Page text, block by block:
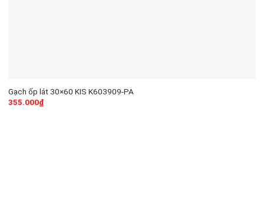
Gạch ốp lát 30×60 KIS K603909-PA
355.000₫